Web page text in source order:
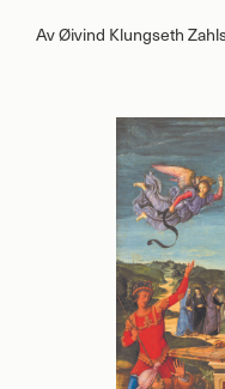
AvØivind Klungseth